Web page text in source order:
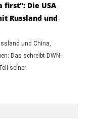
Die USA
Russland und
und China,
Das schreibt DWN-
seiner